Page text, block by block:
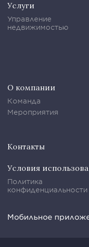
Услуги
Управление
недвижимостью
О компании
Команда
Мероприятия
Контакты
Условия
Политика
конфиденциальности
Мобильное